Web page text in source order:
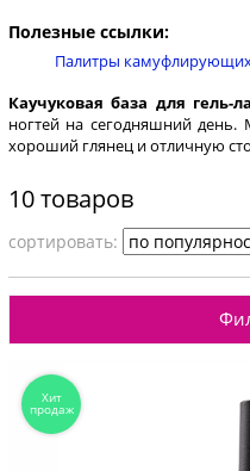
Полезные ссылки:
Палитры
Каучуковая база для гель-
ногтей на сегодняшний
хороший глянец и отличную
10 товаров
cортировать: